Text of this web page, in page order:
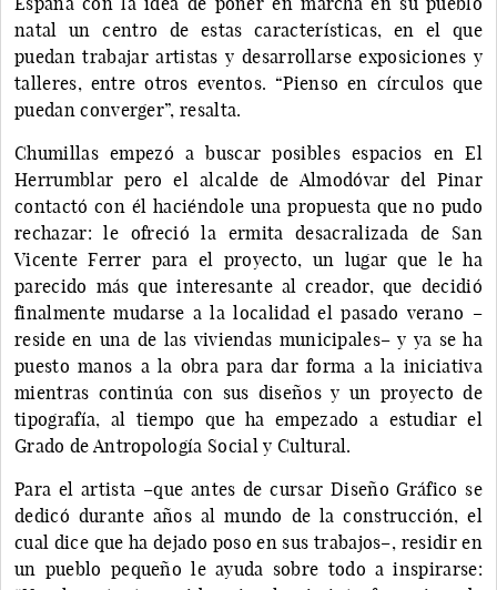
natal un centro de estas características, en el que
puedan trabajar artistas y desarrollarse exposiciones y
talleres, entre otros eventos. “Pienso en círculos que
puedan converger”, resalta.
Chumillas empezó a buscar posibles espacios en El
Herrumblar pero el alcalde de Almodóvar del Pinar
contactó con él haciéndole una propuesta que no pudo
rechazar: le ofreció la ermita desacralizada de San
Vicente Ferrer para el proyecto, un lugar que le ha
parecido más que interesante al creador, que decidió
finalmente mudarse a la localidad el pasado verano –
reside en una de las viviendas municipales– y ya se ha
puesto manos a la obra para dar forma a la iniciativa
mientras continúa con sus diseños y un proyecto de
tipografía, al tiempo que ha empezado a estudiar el
Grado de Antropología Social y Cultural.
Para el artista –que antes de cursar Diseño Gráfico se
dedicó durante años al mundo de la construcción, el
cual dice que ha dejado poso en sus trabajos–, residir en
un pueblo pequeño le ayuda sobre todo a inspirarse: